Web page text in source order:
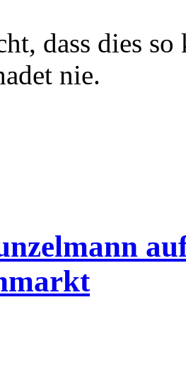
dass dies
nie.